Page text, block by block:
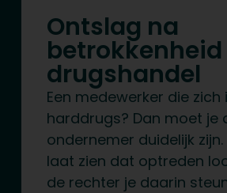
Ontslag na
drugshandel
Een medewerker die
harddrugs? Dan moet je
ondernemer duidelijk zijn.
laat zien dat optreden
de rechter je daarin